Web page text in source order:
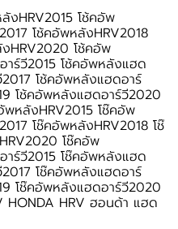
งHRV2015 โช้คอัพ
โช้คอัพหลังHRV2018
HRV2020 โช้คอัพ
าร์วี2015 โช้คอัพหลังแฮด
โช้คอัพหลังแฮดอาร์
โช้คอัพหลังแฮดอาร์วี2020
พหลังHRV2015 โช๊คอัพ
โช๊คอัพหลังHRV2018 โช๊
โช๊คอัพ
าร์วี2015 โช๊คอัพหลังแฮด
โช๊คอัพหลังแฮดอาร์
โช๊คอัพหลังแฮดอาร์วี2020
HONDA HRV ฮอนด้า แฮด